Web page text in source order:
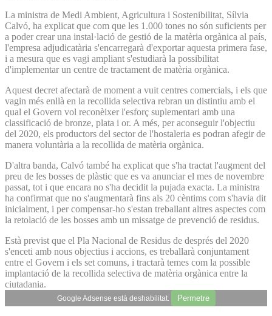
La ministra de Medi Ambient, Agricultura i Sostenibilitat, Sílvia
Calvó, ha explicat que com que les 1.000 tones no són suficients per
a poder crear una instal·lació de gestió de la matèria orgànica al país,
l'empresa adjudicatària s'encarregarà d'exportar aquesta primera fase,
i a mesura que es vagi ampliant s'estudiarà la possibilitat
d'implementar un centre de tractament de matèria orgànica.
Aquest decret afectarà de moment a vuit centres comercials, i els que
vagin més enllà en la recollida selectiva rebran un distintiu amb el
qual el Govern vol reconèixer l'esforç suplementari amb una
classificació de bronze, plata i or. A més, per aconseguir l'objectiu
del 2020, els productors del sector de l'hostaleria es podran afegir de
manera voluntària a la recollida de matèria orgànica.
D'altra banda, Calvó també ha explicat que s'ha tractat l'augment del
preu de les bosses de plàstic que es va anunciar el mes de novembre
passat, tot i que encara no s'ha decidit la pujada exacta. La ministra
ha confirmat que no s'augmentarà fins als 20 cèntims com s'havia dit
inicialment, i per compensar-ho s'estan treballant altres aspectes com
la retolació de les bosses amb un missatge de prevenció de residus.
Està previst que el Pla Nacional de Residus de després del 2020
s'enceti amb nous objectius i accions, es treballarà conjuntament
entre el Govern i els set comuns, i tractarà temes com la possible
implantació de la recollida selectiva de matèria orgànica entre la
ciutadania.
Google Adsense està deshabilitat. Permetre